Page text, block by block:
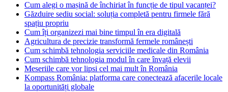
Cum alegi o mașină de închiriat în funcție de tipul vacanței?
Găzduire sediu social: soluția completă pentru firmele fără
spațiu propriu
Cum îți organizezi mai bine timpul în era digitală
Agricultura de precizie transformă fermele românești
Cum schimbă tehnologia serviciile medicale din România
Cum schimbă tehnologia modul în care învață elevii
Meseriile care vor lipsi cel mai mult în România
Kompass România: platforma care conectează afacerile locale
la oportunități globale